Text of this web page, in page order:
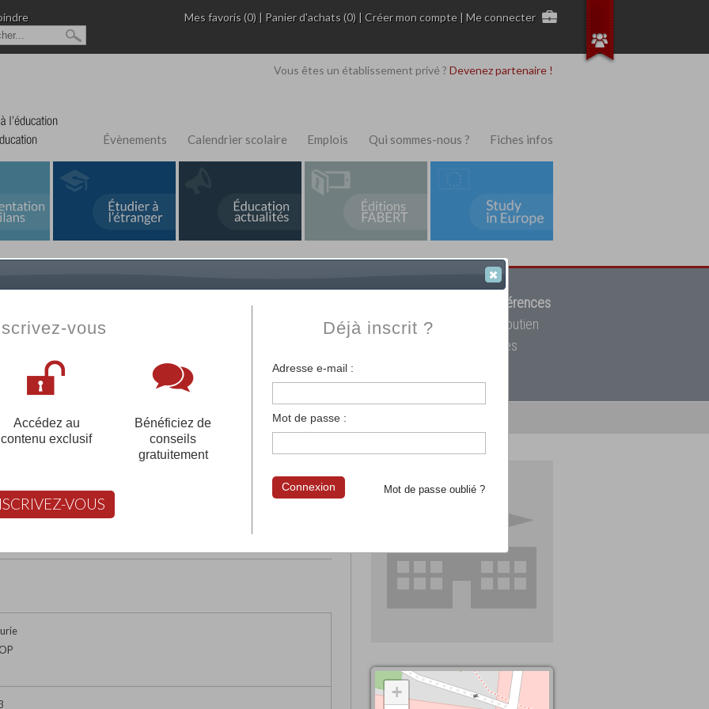
Mes favoris (0) | Panier d'achats (0) |Créer mon compte |Me connecter
Vous êtes un établissement privé ? Devenez partenaire !
Évènements Calendrier scolaire Emplois Qui sommes-nous ? Fiches infos
Fabert.com
12908 références
votre établissement privé, du primaire au supérieur, mais aussi des cours de soutien
scolaire et des cours à distance. Ce moteur regroupe toutes les écoles privées
françaises et tous les établissements français à l'étranger.
votre compte pour être accompagné gratuitement dans votre recherche d'école
FABERT vous aide à choisir
+
vous
Accédez au
contenu exclusif
Bénéficiez de
conseils
gratuitement
VOUS
Déjà inscrit ?
Adresse e-mail :
Mot de passe :
Mot de passe oublié ?
Connexion